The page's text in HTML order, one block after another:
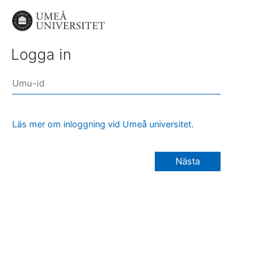
Logga in
Läs mer om inloggning vid Umeå universitet.
Nästa